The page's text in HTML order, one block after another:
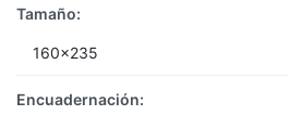
Tamaño:
160x235
Encuadernación: